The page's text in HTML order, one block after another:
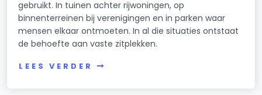
gebruikt. In tuinen achter rijwoningen, op
binnenterreinen bij verenigingen en in parken waar
mensen elkaar ontmoeten. In al die situaties ontstaat
de behoefte aan vaste zitplekken.
LEES VERDER